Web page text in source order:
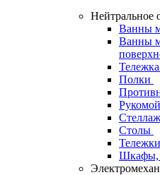
Нейтральное
Ванны
Ванны
Полки
Столы
Тележки
Шкафы,